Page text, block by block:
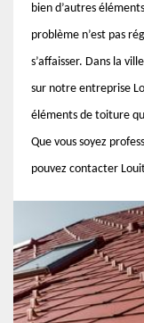
bien d’autres
problème n’est pas
s’affaisser. Dans la
sur notre entreprise
éléments de toiture
Que vous soyez
pouvez contacter